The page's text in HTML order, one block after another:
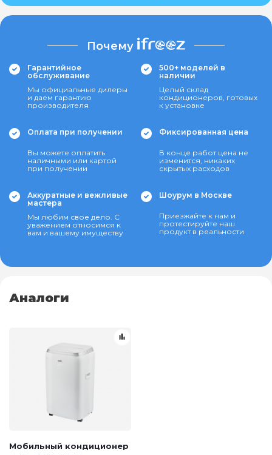
Почему
Гарантийное
обслуживание
Мы официальные дилеры
и даем гарантию
производителя
500+ моделей в
наличии
Целый склад
кондиционеров, готовых
к установке
Оплата при получении
Вы можете оплатить
наличными или картой
при получении
Фиксированная цена
В конце работ цена не
изменится, никаких
скрытых расходов
Аккуратные и вежливые
мастера
Мы любим свое дело. С
уважением относимся к
вам и вашему имуществу
Шоурум в Москве
Приезжайте к нам и
протестируйте наш
продукт в реальности
Аналоги
Мобильный кондиционер